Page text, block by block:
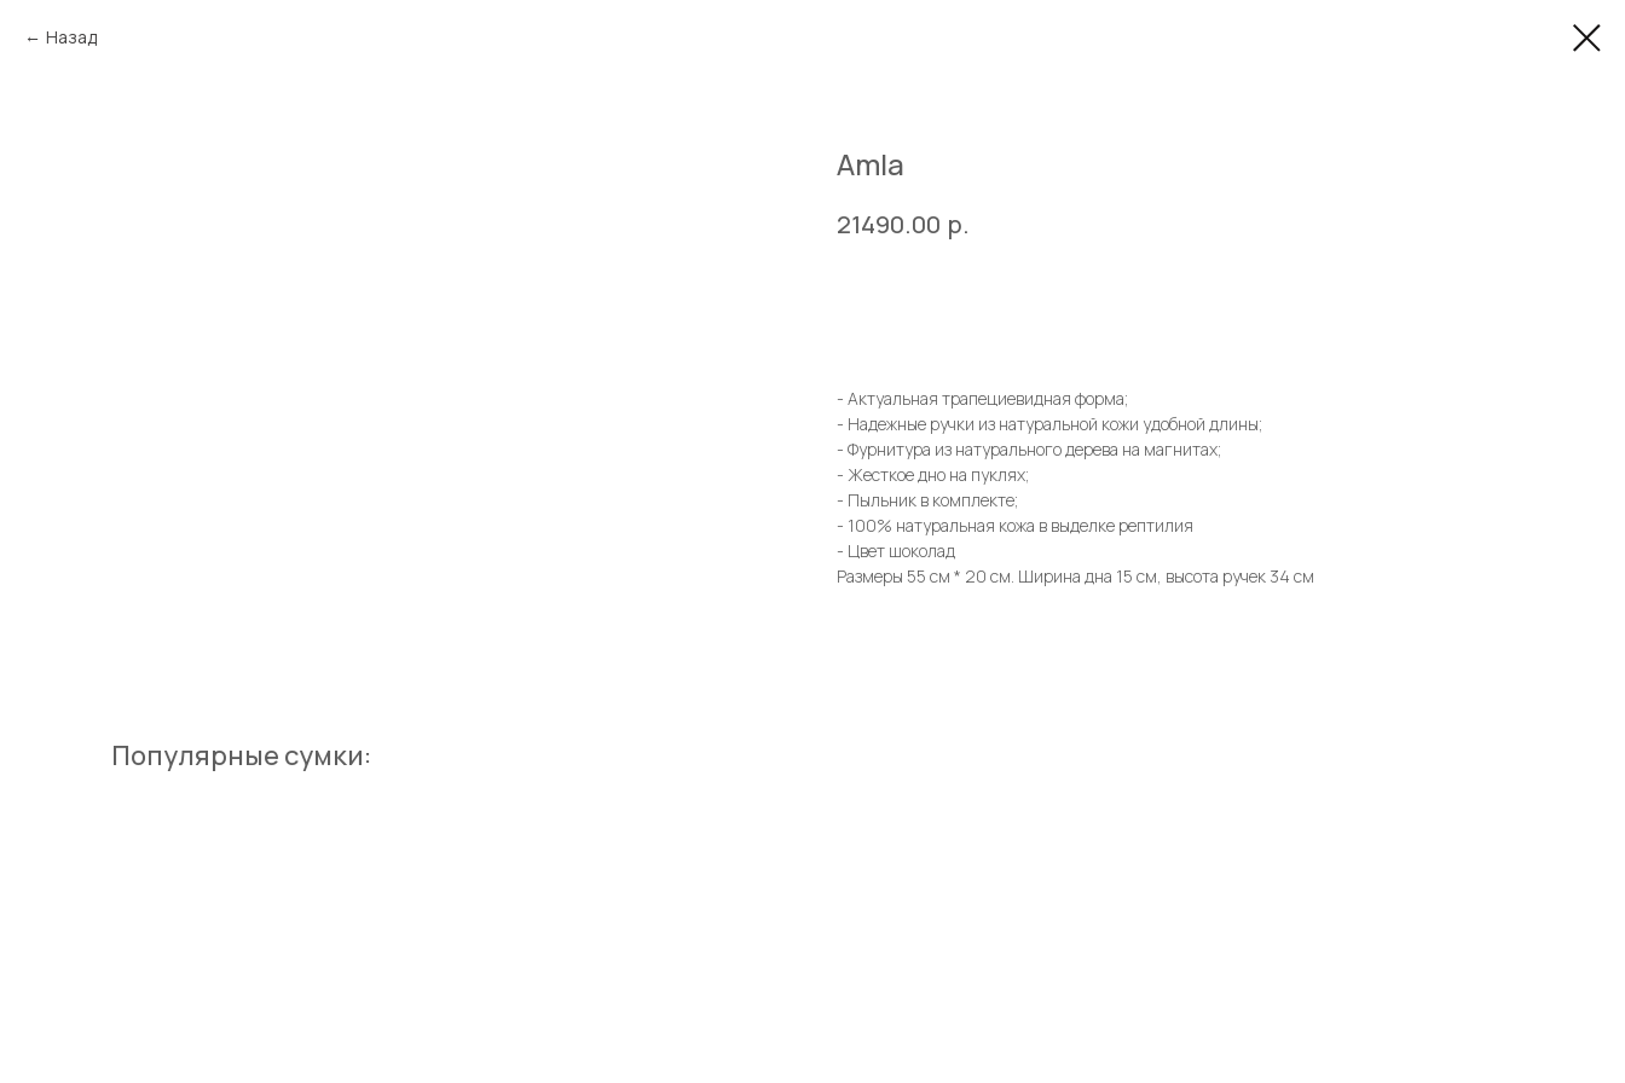
Назад
Amla
21490.00 р.
- Актуальная трапециевидная форма;
- Надежные ручки из натуральной кожи удобной длины;
- Фурнитура из натурального дерева на магнитах;
- Жесткое дно на пуклях;
- Пыльник в комплекте;
- 100% натуральная кожа в выделке рептилия
- Цвет шоколад
Размеры 55 см * 20 см. Ширина дна 15 см, высота ручек 34 см
Популярные сумки: